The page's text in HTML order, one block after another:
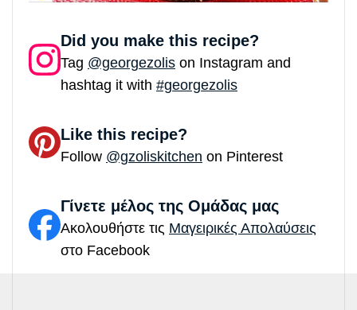
Did you make this recipe?
Tag @georgezolis on Instagram and
hashtag it with #georgezolis
Like this recipe?
Follow @gzoliskitchen on Pinterest
Γίνετε μέλος της Ομάδας μας
Ακολουθήστε τις Μαγειρικές Απολαύσεις
στο Facebook